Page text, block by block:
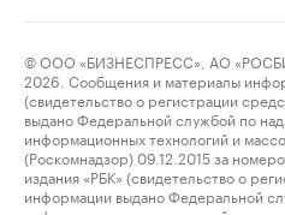
© ООО «БИЗНЕСПРЕСС», АО
2026. Сообщения и материалы
(свидетельство о регистрации
выдано Федеральной службой по
информационных технологий и
(Роскомнадзор) 09.12.2015 за
издания «РБК» (свидетельство о
информации выдано Федеральной